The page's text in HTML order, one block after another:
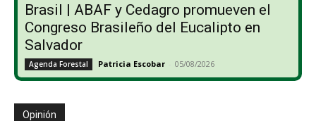
Brasil | ABAF y Cedagro promueven el
Congreso Brasileño del Eucalipto en
Salvador
Agenda Forestal Patricia Escobar - 05/08/2026
Opinión